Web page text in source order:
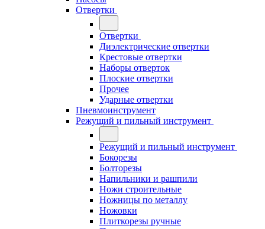
Отвертки
Отвертки
Диэлектрические отвертки
Крестовые отвертки
Наборы отверток
Плоские отвертки
Прочее
Ударные отвертки
Пневмоинструмент
Режущий и пильный инструмент
Режущий и пильный инструмент
Бокорезы
Болторезы
Напильники и рашпили
Ножи строительные
Ножницы по металлу
Ножовки
Плиткорезы ручные